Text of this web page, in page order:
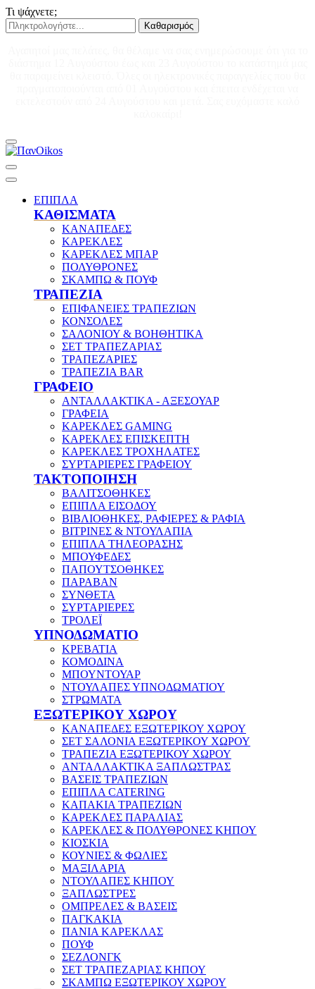
Τι ψάχνετε;
Καθαρισμός
ΕΠΙΠΛΑ
ΚΑΘΙΣΜΑΤΑ
ΚΑΝΑΠΕΔΕΣ
ΚΑΡΕΚΛΕΣ
ΚΑΡΕΚΛΕΣ ΜΠΑΡ
ΠΟΛΥΘΡΟΝΕΣ
ΣΚΑΜΠΩ & ΠΟΥΦ
ΤΡΑΠΕΖΙΑ
ΕΠΙΦΑΝΕΙΕΣ ΤΡΑΠΕΖΙΩΝ
ΚΟΝΣΟΛΕΣ
ΣΑΛΟΝΙΟΥ & ΒΟΗΘΗΤΙΚΑ
ΣΕΤ ΤΡΑΠΕΖΑΡΙΑΣ
ΤΡΑΠΕΖΑΡΙΕΣ
ΤΡΑΠΕΖΙΑ BAR
ΓΡΑΦΕΙΟ
ΑΝΤΑΛΛΑΚΤΙΚΑ - ΑΞΕΣΟΥΑΡ
ΓΡΑΦΕΙΑ
ΚΑΡΕΚΛΕΣ GAMING
ΚΑΡΕΚΛΕΣ ΕΠΙΣΚΕΠΤΗ
ΚΑΡΕΚΛΕΣ ΤΡΟΧΗΛΑΤΕΣ
ΣΥΡΤΑΡΙΕΡΕΣ ΓΡΑΦΕΙΟΥ
ΤΑΚΤΟΠΟΙΗΣΗ
ΒΑΛΙΤΣΟΘΗΚΕΣ
ΕΠΙΠΛΑ ΕΙΣΟΔΟΥ
ΒΙΒΛΙΟΘΗΚΕΣ, ΡΑΦΙΕΡΕΣ & ΡΑΦΙΑ
ΒΙΤΡΙΝΕΣ & ΝΤΟΥΛΑΠΙΑ
ΕΠΙΠΛΑ ΤΗΛΕΟΡΑΣΗΣ
ΜΠΟΥΦΕΔΕΣ
ΠΑΠΟΥΤΣΟΘΗΚΕΣ
ΠΑΡΑΒΑΝ
ΣΥΝΘΕΤΑ
ΣΥΡΤΑΡΙΕΡΕΣ
ΤΡΟΛΕΪ
ΥΠΝΟΔΩΜΑΤΙΟ
ΚΡΕΒΑΤΙΑ
ΚΟΜΟΔΙΝΑ
ΜΠΟΥΝΤΟΥΑΡ
ΝΤΟΥΛΑΠΕΣ ΥΠΝΟΔΩΜΑΤΙΟΥ
ΣΤΡΩΜΑΤΑ
ΕΞΩΤΕΡΙΚΟΥ ΧΩΡΟΥ
ΚΑΝΑΠΕΔΕΣ ΕΞΩΤΕΡΙΚΟΥ ΧΩΡΟΥ
ΣΕΤ ΣΑΛΟΝΙΑ ΕΞΩΤΕΡΙΚΟΥ ΧΩΡΟΥ
ΤΡΑΠΕΖΙΑ ΕΞΩΤΕΡΙΚΟΥ ΧΩΡΟΥ
ΑΝΤΑΛΛΑΚΤΙΚΑ ΞΑΠΛΩΣΤΡΑΣ
ΒΑΣΕΙΣ ΤΡΑΠΕΖΙΩΝ
ΕΠΙΠΛΑ CATERING
ΚΑΠΑΚΙΑ ΤΡΑΠΕΖΙΩΝ
ΚΑΡΕΚΛΕΣ ΠΑΡΑΛΙΑΣ
ΚΑΡΕΚΛΕΣ & ΠΟΛΥΘΡΟΝΕΣ ΚΗΠΟΥ
ΚΙΟΣΚΙΑ
ΚΟΥΝΙΕΣ & ΦΩΛΙΕΣ
ΜΑΞΙΛΑΡΙΑ
ΝΤΟΥΛΑΠΕΣ ΚΗΠΟΥ
ΞΑΠΛΩΣΤΡΕΣ
ΟΜΠΡΕΛΕΣ & ΒΑΣΕΙΣ
ΠΑΓΚΑΚΙΑ
ΠΑΝΙΑ ΚΑΡΕΚΛΑΣ
ΠΟΥΦ
ΣΕΖΛΟΝΓΚ
ΣΕΤ ΤΡΑΠΕΖΑΡΙΑΣ ΚΗΠΟΥ
ΣΚΑΜΠΩ ΕΞΩΤΕΡΙΚΟΥ ΧΩΡΟΥ